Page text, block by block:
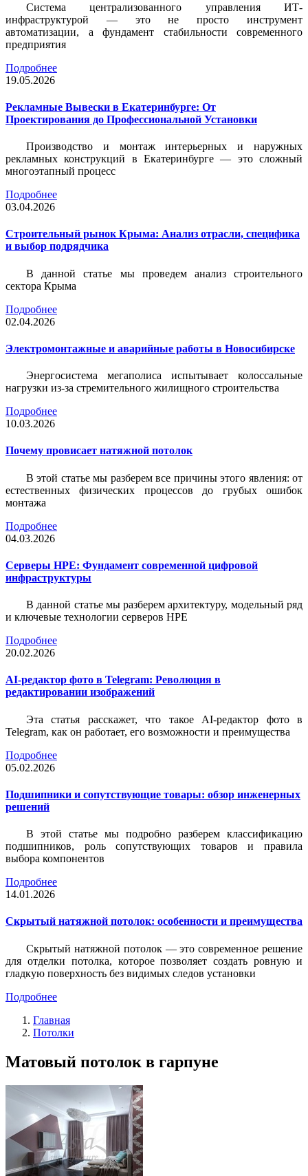
Система централизованного управления ИТ-
инфраструктурой — это не просто инструмент
автоматизации, а фундамент стабильности современного
предприятия
Подробнее
19.05.2026
Рекламные Вывески в Екатеринбурге: От
Проектирования до Профессиональной Установки
Производство и монтаж интерьерных и наружных
рекламных конструкций в Екатеринбурге — это сложный
многоэтапный процесс
Подробнее
03.04.2026
Строительный рынок Крыма: Анализ отрасли, специфика
и выбор подрядчика
В данной статье мы проведем анализ строительного
сектора Крыма
Подробнее
02.04.2026
Электромонтажные и аварийные работы в Новосибирске
Энергосистема мегаполиса испытывает колоссальные
нагрузки из-за стремительного жилищного строительства
Подробнее
10.03.2026
Почему провисает натяжной потолок
В этой статье мы разберем все причины этого явления: от
естественных физических процессов до грубых ошибок
монтажа
Подробнее
04.03.2026
Серверы HPE: Фундамент современной цифровой
инфраструктуры
В данной статье мы разберем архитектуру, модельный ряд
и ключевые технологии серверов HPE
Подробнее
20.02.2026
AI-редактор фото в Telegram: Революция в
редактировании изображений
Эта статья расскажет, что такое AI-редактор фото в
Telegram, как он работает, его возможности и преимущества
Подробнее
05.02.2026
Подшипники и сопутствующие товары: обзор инженерных
решений
В этой статье мы подробно разберем классификацию
подшипников, роль сопутствующих товаров и правила
выбора компонентов
Подробнее
14.01.2026
Скрытый натяжной потолок: особенности и преимущества
Скрытый натяжной потолок — это современное решение
для отделки потолка, которое позволяет создать ровную и
гладкую поверхность без видимых следов установки
Подробнее
Главная
Потолки
Матовый потолок в гарпуне